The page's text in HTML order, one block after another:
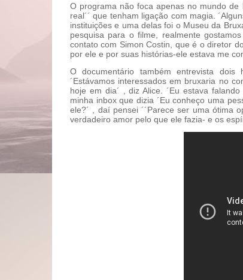
O programa não foca apenas no mundo de
real´´ que tenham ligação com magia.
instituições e uma delas foi o Museu da
pesquisa para o filme, realmente
contato com Simon Costin, que é o diretor
por ele e por suas histórias-ele estava me
O documentário também entrevista dois
´Estávamos interessados em bruxaria no
hoje em dia´ , diz Alice. ´Eu estava
minha inbox que dizia ´Eu conheço uma
ele?´ , daí pensei ´´Parece ser uma ótima
verdadeiro amor pelo que ele fazia- e os